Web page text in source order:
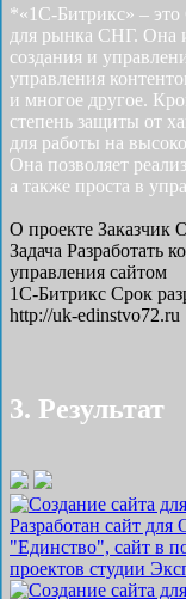
*«1С-Битрикс» – это
для рынка СНГ. Она
создания и
управления
и многое другое.
степень защиты от
для работы на
Она позволяет
а также проста в
О проекте Заказчик
Задача Разработать
управления сайтом
1С-Битрикс Срок
http://uk-edinstvo72.ru
3. Результат